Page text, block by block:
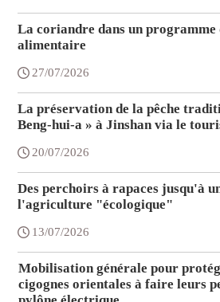
La coriandre dans un programme
alimentaire
27/07/2026
La préservation de la pêche
Beng-hui-a » à Jinshan via le
20/07/2026
Des perchoirs à rapaces jusqu'à
l'agriculture "écologique"
13/07/2026
Mobilisation générale pour
cigognes orientales à faire leurs